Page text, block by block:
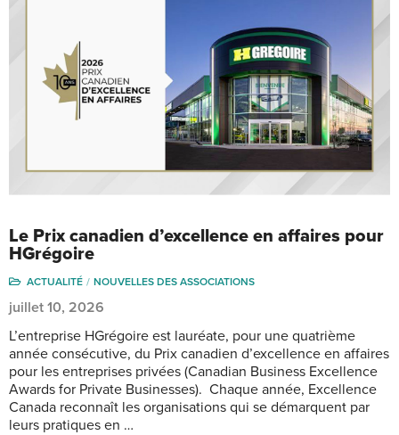
Le Prix canadien d’excellence en affaires pour
HGrégoire
ACTUALITÉ NOUVELLES DES ASSOCIATIONS
juillet 10, 2026
L’entreprise HGrégoire est lauréate, pour une quatrième
année consécutive, du Prix canadien d’excellence en affaires
pour les entreprises privées (Canadian Business Excellence
Awards for Private Businesses). Chaque année, Excellence
Canada reconnaît les organisations qui se démarquent par
leurs pratiques en …